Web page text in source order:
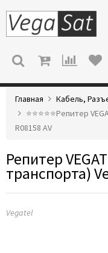
МЕНЮ
Главная Кабель,
⭐️⭐️⭐️⭐️⭐️Репитер
R08158 AV
Репитер
транспорта)
Vegatel